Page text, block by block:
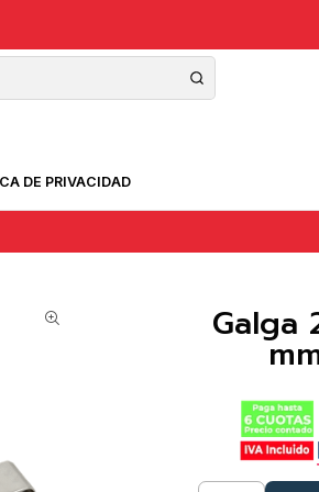
DE PRIVACIDAD
Galga